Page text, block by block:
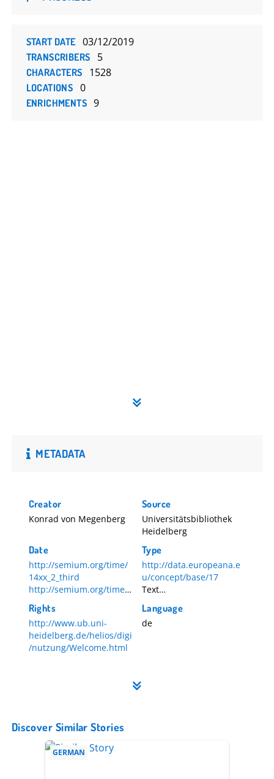
START DATE 03/12/2019
TRANSCRIBERS 5
CHARACTERS 1528
LOCATIONS 0
ENRICHMENTS 9
METADATA
Creator
Konrad von Megenberg
Source
Universitätsbibliothek
Heidelberg
Date
http://semium.org/time/
14xx_2_third
http://semium.org/time/
14xx
Type
http://data.europeana.e
u/concept/base/17
Text
Manuscript
Rights
http://www.ub.uni-
heidelberg.de/helios/digi
/nutzung/Welcome.html
Language
de
Discover Similar Stories
GERMAN